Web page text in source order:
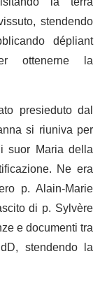
stendendo
dépliant
ottenerne la
presieduto dal
si riuniva per
suor Maria della
Ne era
p. Alain-Marie
di p. Sylvère
e documenti tra
stendendo la